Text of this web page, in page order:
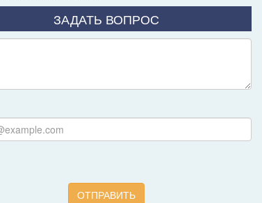
ЗАДАТЬ ВОПРОС